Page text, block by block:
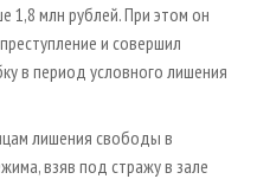
1,8 млн рублей. При этом он
и совершил
в период условного лишения
лишения свободы в
взяв под стражу в зале